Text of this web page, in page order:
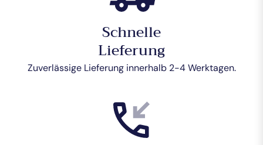
Schnelle
Lieferung
Zuverlässige Lieferung innerhalb 2-4 Werktagen.